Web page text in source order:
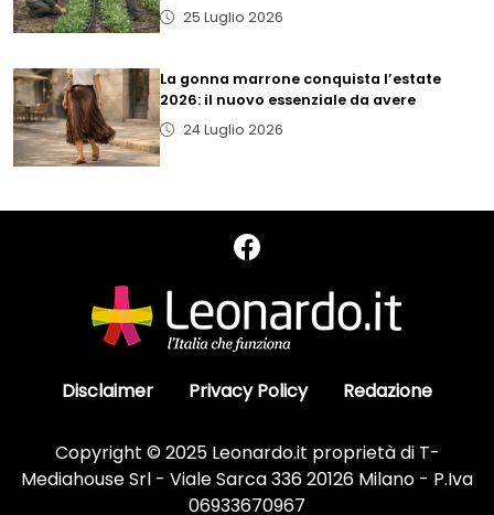
25 Luglio 2026
La gonna marrone conquista l’estate
2026: il nuovo essenziale da avere
24 Luglio 2026
Disclaimer Privacy Policy Redazione
Copyright © 2025 Leonardo.it proprietà di T-
Mediahouse Srl - Viale Sarca 336 20126 Milano - P.Iva
06933670967